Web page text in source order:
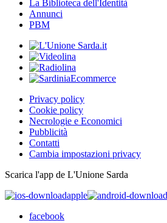
La Biblioteca dell'Identità
Annunci
PBM
Privacy policy
Cookie policy
Necrologie e Economici
Pubblicità
Contatti
Cambia impostazioni privacy
Scarica l'app de L'Unione Sarda
apple
facebook